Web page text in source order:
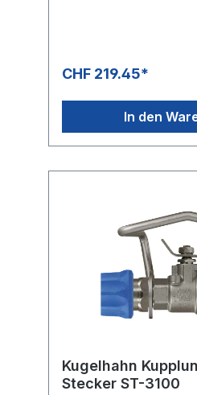
CHF 219.45*
In den
Kugelhahn
Stecker ST-3100